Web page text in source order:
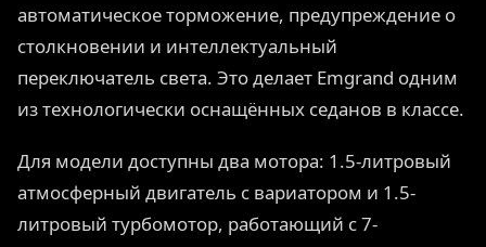
автоматическое торможение, предупреждение о
столкновении и интеллектуальный
переключатель света. Это делает Emgrand одним
из технологически оснащённых седанов в классе.
Для модели доступны два мотора: 1.5-литровый
атмосферный двигатель с вариатором и 1.5-
литровый турбомотор, работающий с 7-